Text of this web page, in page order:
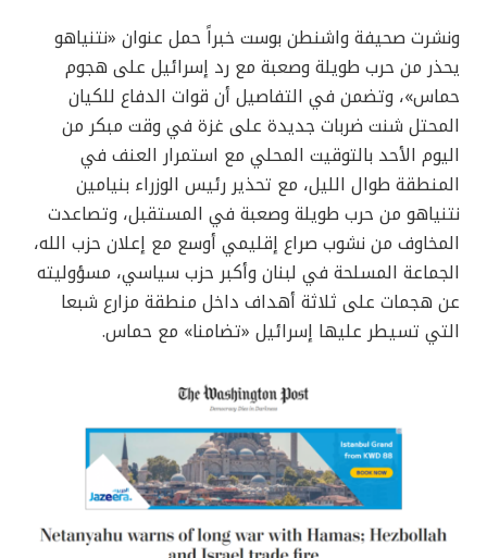
ونشرت صحيفة واشنطن بوست خبراً حمل عنوان «نتنياهو
يحذر من حرب طويلة وصعبة مع رد إسرائيل على هجوم
حماس»، وتضمن في التفاصيل أن قوات الدفاع للكيان
المحتل شنت ضربات جديدة على غزة في وقت مبكر من
اليوم الأحد بالتوقيت المحلي مع استمرار العنف في
المنطقة طوال الليل، مع تحذير رئيس الوزراء بنيامين
نتنياهو من حرب طويلة وصعبة في المستقبل، وتصاعدت
المخاوف من نشوب صراع إقليمي أوسع مع إعلان حزب الله،
الجماعة المسلحة في لبنان وأكبر حزب سياسي، مسؤوليته
عن هجمات على ثلاثة أهداف داخل منطقة مزارع شبعا
التي تسيطر عليها إسرائيل «تضامنا» مع حماس.